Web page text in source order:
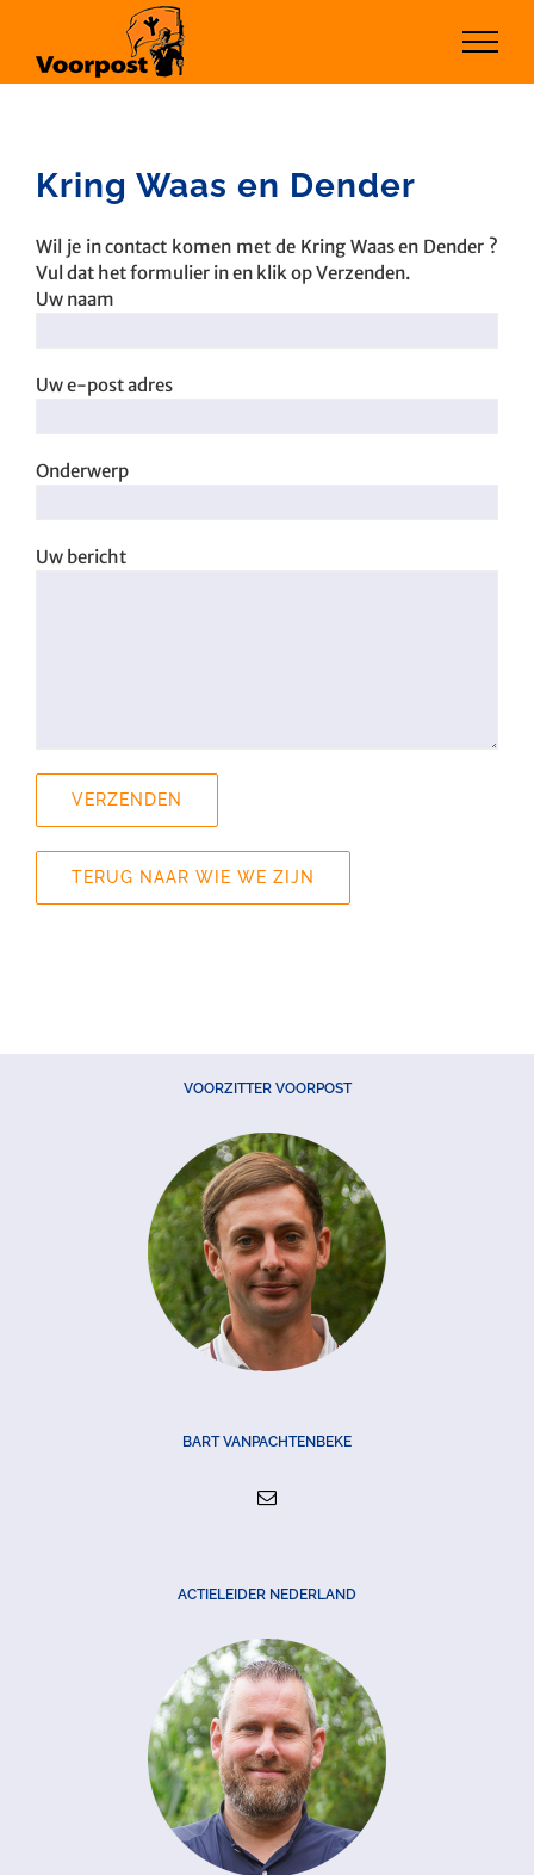
inhoud
Kring Waas en Dender
Wil je in contact komen met de Kring Waas en Dender ?
Vul dat het formulier in en klik op Verzenden.
Uw naam
Uw e-post adres
Onderwerp
Uw bericht
TERUG NAAR WIE WE ZIJN
VOORZITTER VOORPOST
BART VANPACHTENBEKE
ACTIELEIDER NEDERLAND